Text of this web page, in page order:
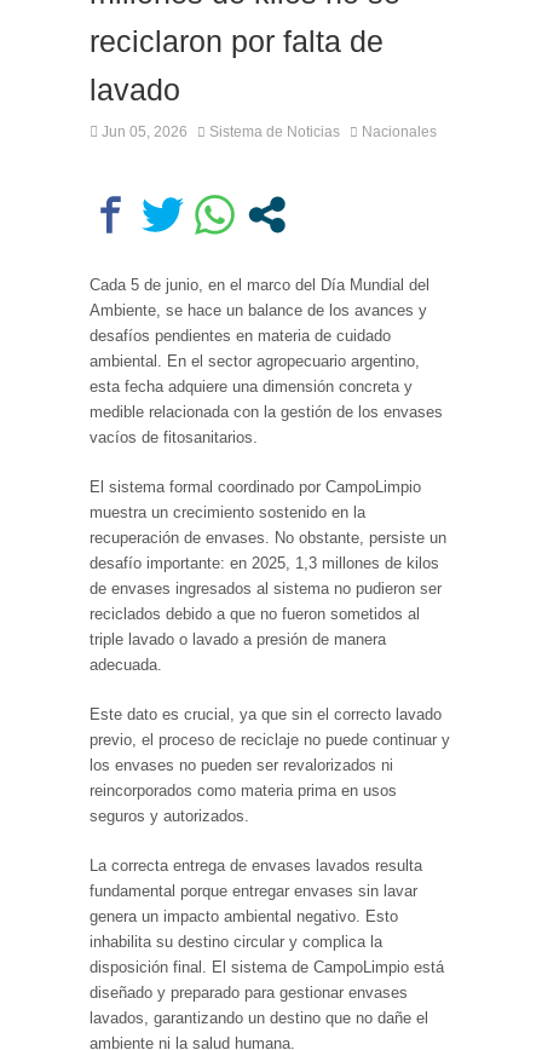
reciclaron por falta de
lavado
Jun 05, 2026 Sistema de Noticias Nacionales
Cada 5 de junio, en el marco del Día Mundial del
Ambiente, se hace un balance de los avances y
desafíos pendientes en materia de cuidado
ambiental. En el sector agropecuario argentino,
esta fecha adquiere una dimensión concreta y
medible relacionada con la gestión de los envases
vacíos de fitosanitarios.
El sistema formal coordinado por CampoLimpio
muestra un crecimiento sostenido en la
recuperación de envases. No obstante, persiste un
desafío importante: en 2025, 1,3 millones de kilos
de envases ingresados al sistema no pudieron ser
reciclados debido a que no fueron sometidos al
triple lavado o lavado a presión de manera
adecuada.
Este dato es crucial, ya que sin el correcto lavado
previo, el proceso de reciclaje no puede continuar y
los envases no pueden ser revalorizados ni
reincorporados como materia prima en usos
seguros y autorizados.
La correcta entrega de envases lavados resulta
fundamental porque entregar envases sin lavar
genera un impacto ambiental negativo. Esto
inhabilita su destino circular y complica la
disposición final. El sistema de CampoLimpio está
diseñado y preparado para gestionar envases
lavados, garantizando un destino que no dañe el
ambiente ni la salud humana.